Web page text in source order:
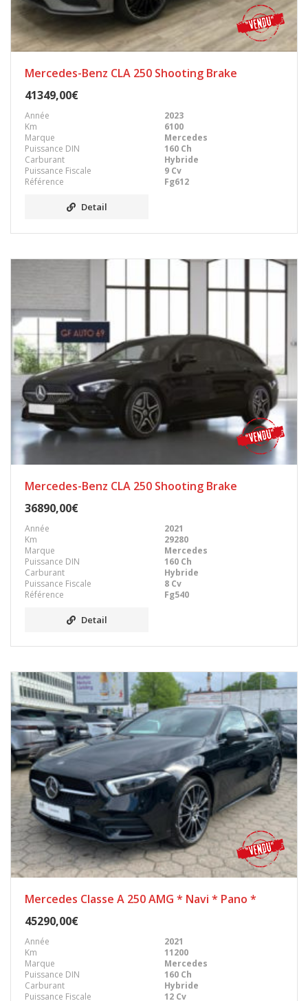
Mercedes-Benz CLA 250 Shooting Brake
41349,00€
Année
2023
Km
6100
Marque
Mercedes
Puissance DIN
160 Ch
Carburant
Hybride
Puissance Fiscale
9 Cv
Référence
Fg612
Detail
Mercedes-Benz CLA 250 Shooting Brake
36890,00€
Année
2021
Km
29280
Marque
Mercedes
Puissance DIN
160 Ch
Carburant
Hybride
Puissance Fiscale
8 Cv
Référence
Fg540
Detail
Mercedes Classe A 250 AMG * Navi * Pano *
45290,00€
Année
2021
Km
11200
Marque
Mercedes
Puissance DIN
160 Ch
Carburant
Hybride
Puissance Fiscale
12 Cv